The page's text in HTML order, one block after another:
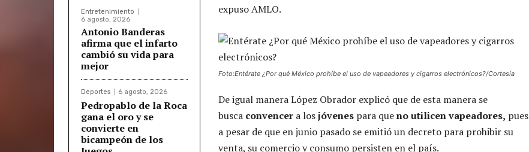
Entretenimiento
6 agosto, 2026
Antonio Banderas
afirma que el infarto
cambió su vida para
mejor
Deportes 6 agosto, 2026
Pedropablo de la Roca
gana el oro y se
convierte en
bicampeón de los
expuso AMLO.
Foto:Entérate ¿Por qué México prohíbe el uso de vapeadores y cigarros electrónicos?/Cortesía
De igual manera López Obrador explicó que de esta manera se
busca convencer a losjóvenes para queno utilicen vapeadores, pues
a pesar de que en junio pasado se emitió un decreto para prohibir su
venta, su comercio y consumo persisten en el país.